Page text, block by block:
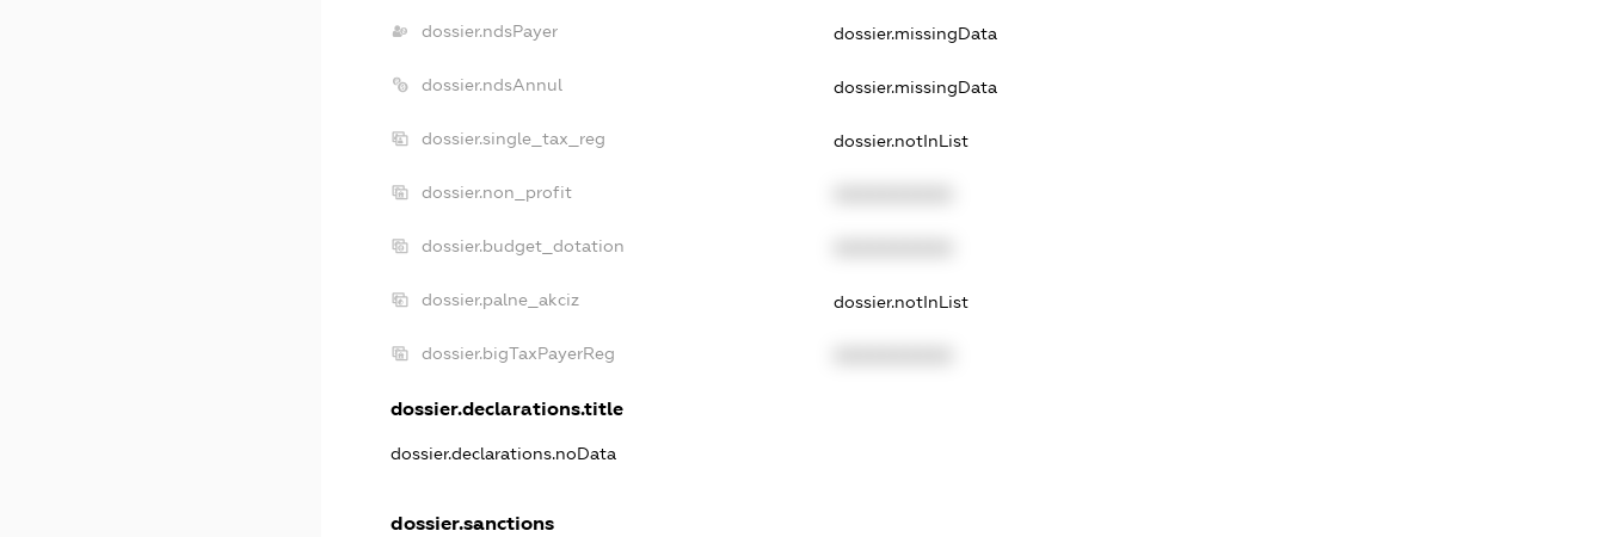
dossier.ndsPayer dossier.missingData
dossier.ndsAnnul dossier.missingData
dossier.single_tax_reg dossier.notInList
dossier.non_profit
dossier.budget_dotation
dossier.palne_akciz dossier.notInList
dossier.bigTaxPayerReg
dossier.declarations.title
dossier.declarations.noData
dossier.sanctions